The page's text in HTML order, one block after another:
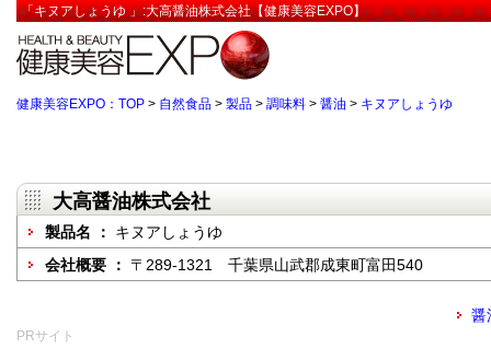
「キヌアしょうゆ 」:大高醤油株式会社【健康美容EXPO】
健康美容EXPO：TOP > 自然食品 > 製品 > 調味料 > 醤油 > キヌアしょうゆ
大高醤油株式会社
製品名 ： キヌアしょうゆ
会社概要 ： 〒289-1321 千葉県山武郡成東町富田540
醤
PRサイト